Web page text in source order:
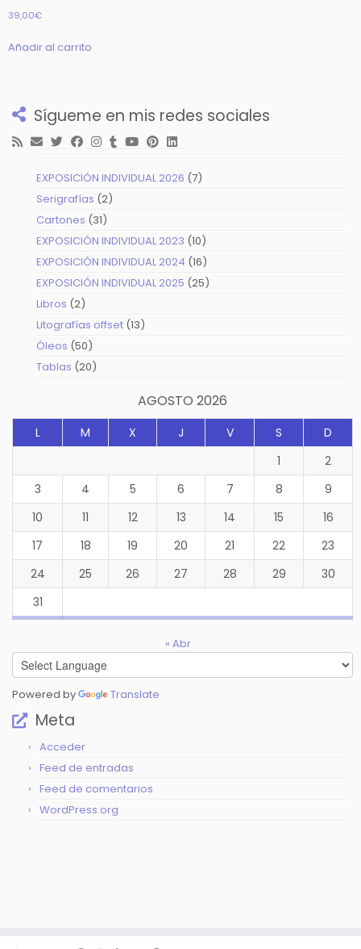
39,00€
Añadir al carrito
Sígueme en mis redes sociales
EXPOSICIÓN INDIVIDUAL 2026 77
Serigrafías 22
Cartones 3131
productos
EXPOSICIÓN INDIVIDUAL 2023 1010
productos
EXPOSICIÓN INDIVIDUAL 2024 1616
productos
EXPOSICIÓN INDIVIDUAL 2025 2525
Libros 22
productos
Litografías offset 1313
Óleos 5050
productos
Tablas 2020
AGOSTO 2026
L M X J V S
D
1
2
3
4 5 6 7 8
9
10
11 12 13 14 15
16
17
18 19 20 21 22
23
24
25 26 27 28 29
30
31
« Abr
Powered by Translate
Meta
Acceder
Feed de entradas
Feed de comentarios
WordPress.org